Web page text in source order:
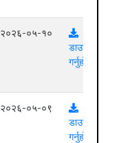
२०२६-०५-१०
डाउनलोड
गर्नुहोस्
२०२६-०५-०९
डाउनलोड
गर्नुहोस्